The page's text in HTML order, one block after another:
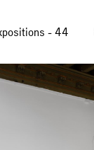
- 44